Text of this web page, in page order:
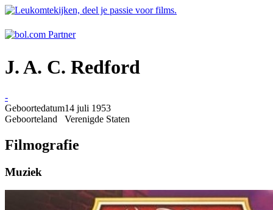
J. A. C. Redford
-
Geboortedatum14 juli 1953
Geboorteland
Verenigde Staten
Filmografie
Muziek